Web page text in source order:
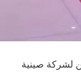
لشركة صينية